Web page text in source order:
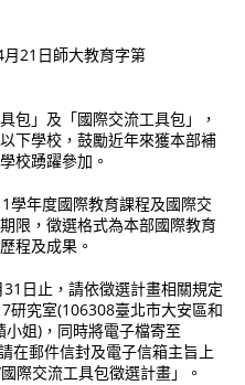
21日師大教育字第
包」及「國際交流工具包」，
下學校，鼓勵近年來獲本部補
校踴躍參加。
學年度國際教育課程及國際交
限，徵選格式為本部國際教育
程及成果。
日止，請依徵選計畫相關規定
研究室(106308臺北市大安區和
姐)，同時將電子檔寄至
郵件信封及電子信箱主旨上
際交流工具包徵選計畫」。